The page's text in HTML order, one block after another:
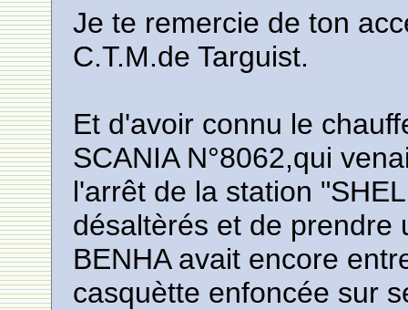
Je te remercie de ton
C.T.M.de Targuist.
Et d'avoir connu le
SCANIA N°8062,qui
l'arrêt de la station
désaltèrés et de prendre
BENHA avait encore
casquètte enfoncée sur